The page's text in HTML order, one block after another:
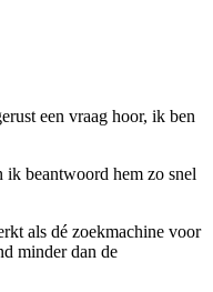
een vraag hoor, ik ben
ik beantwoord hem zo snel
als dé zoekmachine voor
minder dan de